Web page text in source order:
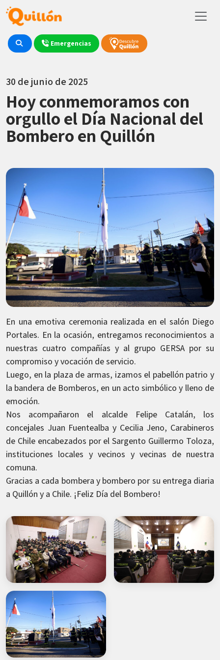
Emergencias
30 de junio de 2025
Hoy conmemoramos con
orgullo el Día Nacional del
Bombero en Quillón
En una emotiva ceremonia realizada en el salón Diego
Portales. En la ocasión, entregamos reconocimientos a
nuestras cuatro compañías y al grupo GERSA por su
compromiso y vocación de servicio.
Luego, en la plaza de armas, izamos el pabellón patrio y
la bandera de Bomberos, en un acto simbólico y lleno de
emoción.
Nos acompañaron el alcalde Felipe Catalán, los
concejales Juan Fuentealba y Cecilia Jeno, Carabineros
de Chile encabezados por el Sargento Guillermo Toloza,
instituciones locales y vecinos y vecinas de nuestra
comuna.
Gracias a cada bombera y bombero por su entrega diaria
a Quillón y a Chile. ¡Feliz Día del Bombero!